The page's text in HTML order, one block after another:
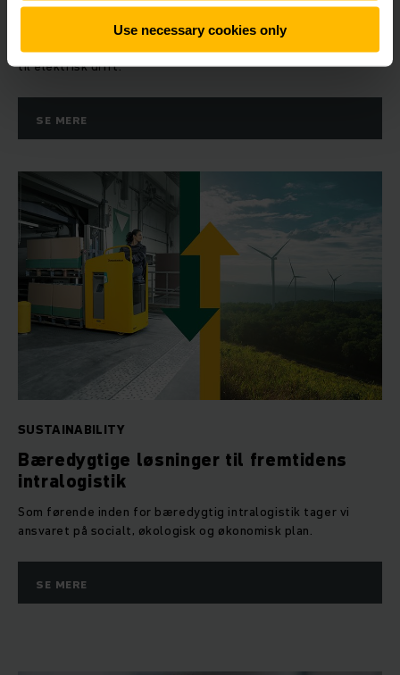
Use necessary cookies only
Som pioner inden for elektrificering og lithium-ion-teknologi
er det næste logiske skridt at blive den første
truckproducent, der konverterer hele vores flåde af trucks
til elektrisk drift.
SE MERE
SUSTAINABILITY
Bæredygtige løsninger til fremtidens
intralogistik
Som førende inden for bæredygtig intralogistik tager vi
ansvaret på socialt, økologisk og økonomisk plan.
SE MERE